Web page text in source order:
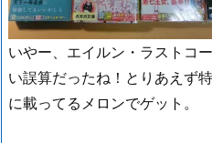
いやー、エイルン・ラストコ
い誤算だったね！とりあえず
に載ってるメロンでゲット。